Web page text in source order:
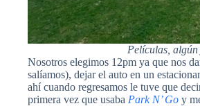
Películas,
Nosotros elegimos 12pm ya que nos
salíamos), dejar el auto en un
ahí cuando regresamos le tuve que
primera vez que usaba Park N’ Go y